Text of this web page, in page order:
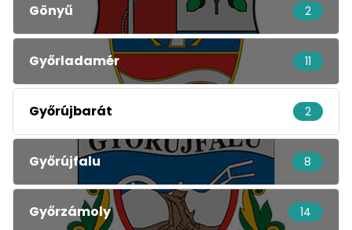
Gönyű 2
Győrladamér 11
Győrújbarát 2
Győrújfalu 8
Győrzámoly 14